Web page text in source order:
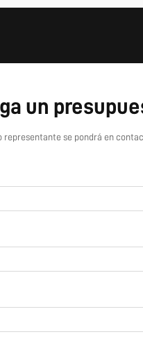
un
representante se pondrá en